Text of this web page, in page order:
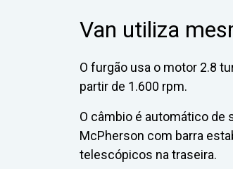
Van utiliza
O furgão usa o motor 2.8
partir de 1.600 rpm.
O câmbio é automático de
McPherson com barra
telescópicos na traseira.